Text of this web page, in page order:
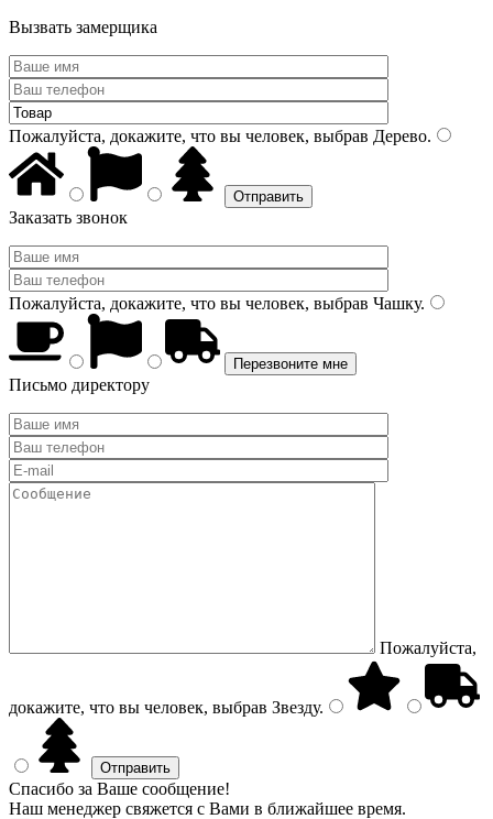
Вызвать замерщика
Пожалуйста, докажите, что вы человек, выбрав Дерево.
Заказать звонок
Пожалуйста, докажите, что вы человек, выбрав Чашку.
Письмо директору
Пожалуйста,
докажите, что вы человек, выбрав Звезду.
Спасибо за Ваше сообщение!
Наш менеджер свяжется с Вами в ближайшее время.